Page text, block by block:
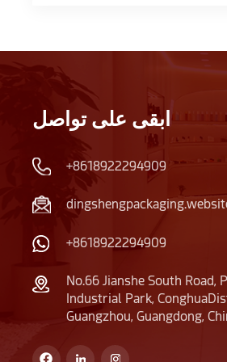
ابقى على تواصل
+8618922294909
+8618922294909
No.66 Jianshe South Road,
Industrial Park,
Guangzhou, Guangdong,